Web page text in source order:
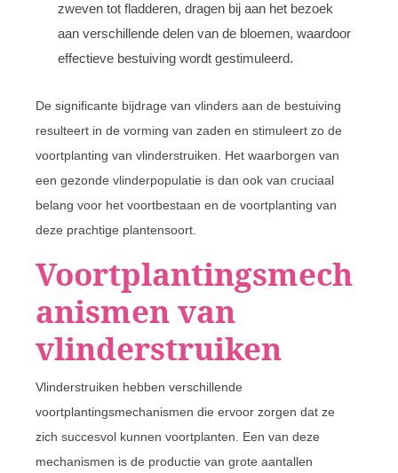
zweven tot fladderen, dragen bij aan het bezoek
aan verschillende delen van de bloemen, waardoor
effectieve bestuiving wordt gestimuleerd.
De significante bijdrage van vlinders aan de bestuiving
resulteert in de vorming van zaden en stimuleert zo de
voortplanting van vlinderstruiken. Het waarborgen van
een gezonde vlinderpopulatie is dan ook van cruciaal
belang voor het voortbestaan en de voortplanting van
deze prachtige plantensoort.
Voortplantingsmech
anismen van
vlinderstruiken
Vlinderstruiken hebben verschillende
voortplantingsmechanismen die ervoor zorgen dat ze
zich succesvol kunnen voortplanten. Een van deze
mechanismen is de productie van grote aantallen